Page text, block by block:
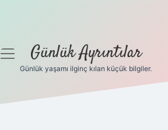
menüyüGünlük Ayrıntılar
Günlük yaşamı ilginç kılan küçük bilgiler.